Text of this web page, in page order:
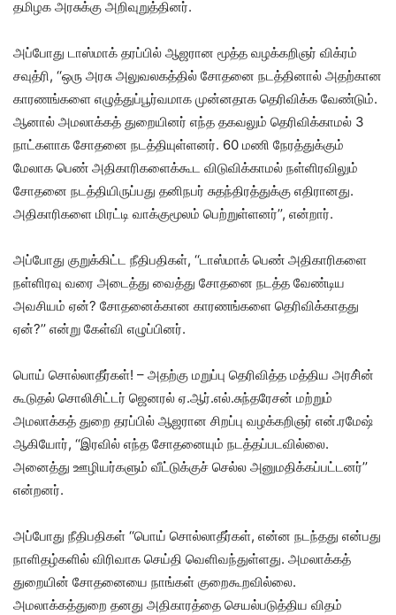
தமிழக அரசுக்கு அறிவுறுத்தினர்.
அப்போது டாஸ்மாக் தரப்பில் ஆஜரான மூத்த வழக்கறிஞர் விக்ரம்
சவுத்ரி, ‘‘ஒரு அரசு அலுவலகத்தில் சோதனை நடத்தினால் அதற்கான
காரணங்களை எழுத்துப்பூர்வமாக முன்னதாக தெரிவிக்க வேண்டும்.
ஆனால் அமலாக்கத் துறையினர் எந்த தகவலும் தெரிவிக்காமல் 3
நாட்களாக சோதனை நடத்தியுள்ளனர். 60 மணி நேரத்துக்கும்
மேலாக பெண் அதிகாரிகளைக்கூட விடுவிக்காமல் நள்ளிரவிலும்
சோதனை நடத்தியிருப்பது தனிநபர் சுதந்திரத்துக்கு எதிரானது.
அதிகாரிகளை மிரட்டி வாக்குமூலம் பெற்றுள்ளனர்’’, என்றார்.
அப்போது குறுக்கிட்ட நீதிபதிகள், ‘‘டாஸ்மாக் பெண் அதிகாரிகளை
நள்ளிரவு வரை அடைத்து வைத்து சோதனை நடத்த வேண்டிய
அவசியம் ஏன்? சோதனைக்கான காரணங்களை தெரிவிக்காதது
ஏன்?’’ என்று கேள்வி எழுப்பினர்.
பொய் சொல்லாதீர்கள்! – அதற்கு மறுப்பு தெரிவித்த மத்திய அரசி்ன்
கூடுதல் சொலிசிட்டர் ஜெனரல் ஏ.ஆர்.எல்.சுந்தரேசன் மற்றும்
அமலாக்கத் துறை தரப்பில் ஆஜரான சிறப்பு வழக்கறிஞர் என்.ரமேஷ்
ஆகியோர், ‘‘இரவில் எந்த சோதனையும் நடத்தப்படவில்லை.
அனைத்து ஊழியர்களும் வீட்டுக்குச் செல்ல அனுமதிக்கப்பட்டனர்’’
என்றனர்.
அப்போது நீதிபதிகள் ‘‘பொய் சொல்லாதீர்கள், என்ன நடந்தது என்பது
நாளிதழ்களில் விரிவாக செய்தி வெளிவந்துள்ளது. அமலாக்கத்
துறையின் சோதனையை நாங்கள் குறைகூறவில்லை.
அமலாக்கத்துறை தனது அதிகாரத்தை செயல்படுத்திய விதம்